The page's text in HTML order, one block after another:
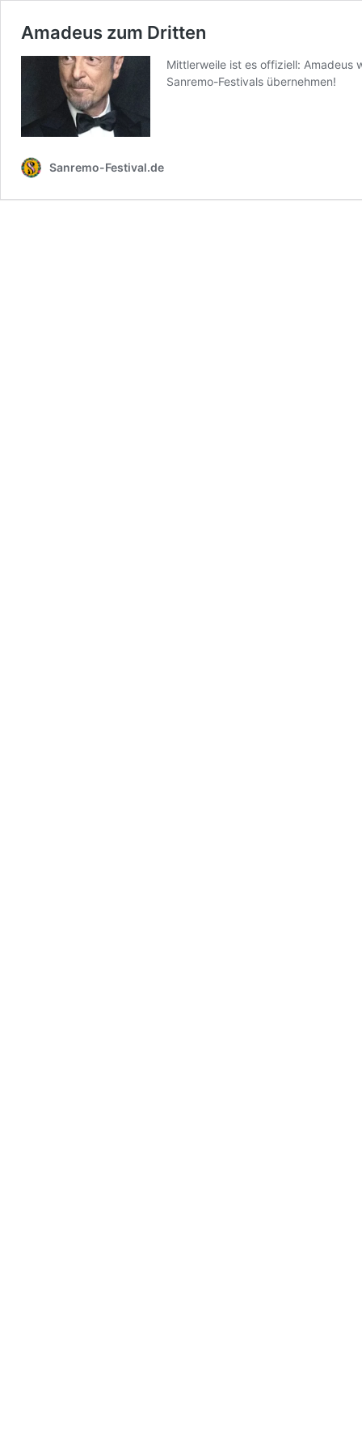
Amadeus zum Dritten
Mittlerweile ist es offiziell: Amadeus
Sanremo-Festivals übernehmen!
Sanremo-Festival.de